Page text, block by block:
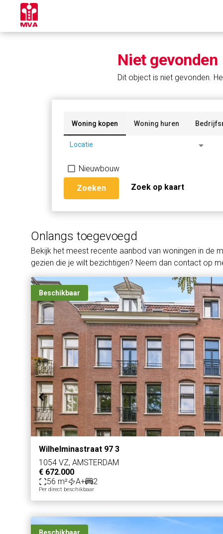
Niet gevonden
Dit object is niet gevonden.
Woning kopen Woning huren
Locatie arrow_drop_down
Nieuwbouw
Zoeken Zoek op kaart
Onlangs toegevoegd
Bekijk het meest recente aanbod van woningen in de
gezien die je wilt bezichtigen? Neem dan contact op
Beschikbaar
Wilhelminastraat 97 3
1054 VZ, AMSTERDAM
€ 672.000
56 m²
A+ 2
Per direct beschikbaar